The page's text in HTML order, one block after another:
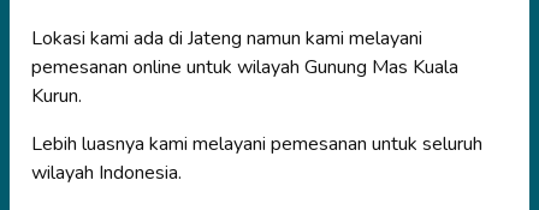
Lokasi kami ada di Jateng namun kami melayani
pemesanan online untuk wilayah Gunung Mas Kuala
Kurun.
Lebih luasnya kami melayani pemesanan untuk seluruh
wilayah Indonesia.